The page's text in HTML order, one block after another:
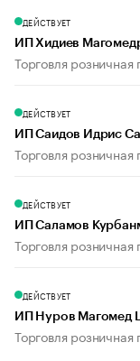
ДЕЙСТВУЕТ
ИП Хидиев
Торговля
ДЕЙСТВУЕТ
ИП Саидов Идрис
Торговля
ДЕЙСТВУЕТ
ИП Саламов
Торговля
ДЕЙСТВУЕТ
ИП Нуров Магомед
Торговля